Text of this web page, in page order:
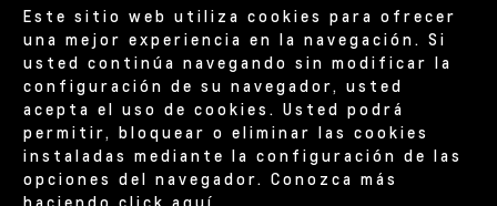
Este sitio web utiliza cookies para ofrecer
una mejor experiencia en la navegación. Si
usted continúa navegando sin modificar la
configuración de su navegador, usted
acepta el uso de cookies. Usted podrá
permitir, bloquear o eliminar las cookies
instaladas mediante la configuración de las
opciones del navegador. Conozca más
haciendoclick aquí